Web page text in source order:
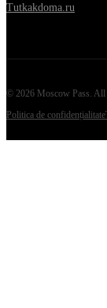
Tutkakdoma.ru
© 2026 Moscow Pass. All
Politica de confidențialitate